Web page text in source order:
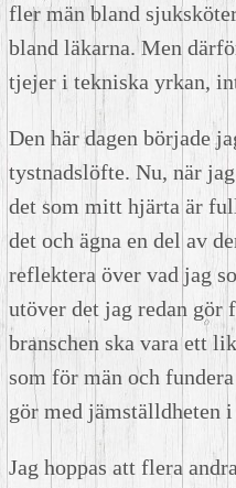
fler män bland
bland läkarna. Men
tjejer i tekniska yrkan,
Den här dagen började
tystnadslöfte. Nu, när
det som mitt hjärta är
det och ägna en del av
reflektera över vad jag
utöver det jag redan
branschen ska vara ett
som för män och
gör med jämställdheten
Jag hoppas att flera